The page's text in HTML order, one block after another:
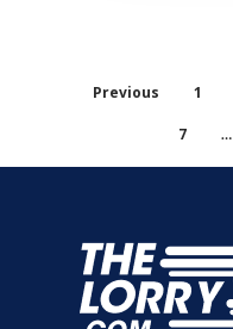
Previous 1
7 …